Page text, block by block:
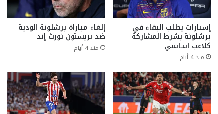
إسبارات يطلب البقاء في
برشلونة بشرط المشاركة
كلاعب اساسي
منذ 4 أيام
إلغاء مباراة برشلونة الودية
ضد بريستون نورث إند
منذ 4 أيام